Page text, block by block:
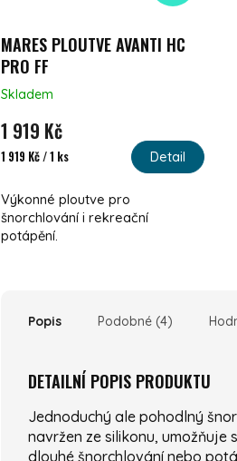
MARES PLOUTVE AVANTI HC
PRO FF
Skladem
1 919 Kč
Měrná cena:
1 919 Kč / 1 ks Detail
Výkonné ploutve pro
šnorchlování i rekreační
potápění.
Popis Podobné (4)
DETAILNÍ POPIS PRODUKTU
Jednoduchý ale pohodlný
navržen ze silikonu, umožňuje
dlouhé šnorchlování nebo